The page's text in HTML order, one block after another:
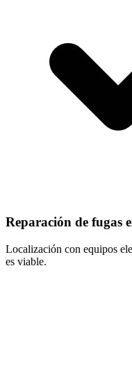
Reparación de fugas
Localización con equipos
es viable.